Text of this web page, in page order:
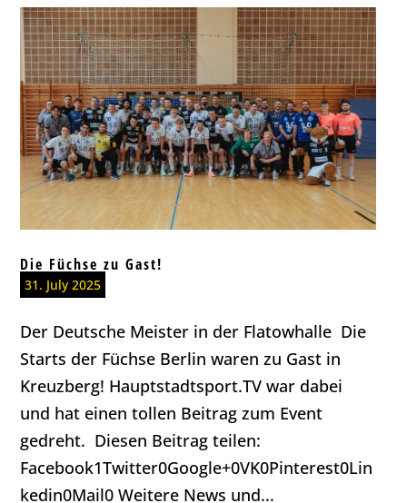
Die Füchse zu Gast!
31. July 2025
Der Deutsche Meister in der Flatowhalle Die
Starts der Füchse Berlin waren zu Gast in
Kreuzberg! Hauptstadtsport.TV war dabei
und hat einen tollen Beitrag zum Event
gedreht. Diesen Beitrag teilen:
Facebook1Twitter0Google+0VK0Pinterest0Lin
kedin0Mail0 Weitere News und...